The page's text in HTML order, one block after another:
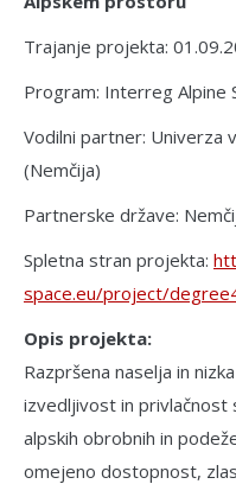
Trajanje projekta:
Program: Interreg Alpine
Vodilni partner: Univerza
(Nemčija)
Partnerske države:
Spletna stran projekta:
space.eu/project/
Opis projekta:
Razpršena naselja in
izvedljivost in
alpskih obrobnih in
omejeno dostopnost,